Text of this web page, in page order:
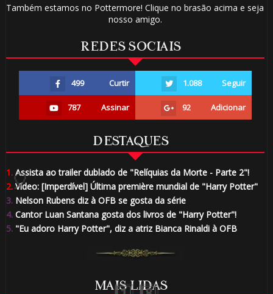
Também estamos no Pottermore! Clique no brasão acima e seja
nosso amigo.
REDES SOCIAIS
499 Curtir 1.088 Seguir
787 Assinar 92 Adicionar
DESTAQUES
1.Assista ao trailer dublado de "Relíquias da Morte - Parte 2"!
2.Vídeo: [Imperdível] Última première mundial de "Harry Potter"
3.Nelson Rubens diz à OFB se gosta da série
4.Cantor Luan Santana gosta dos livros de "Harry Potter"!
5."Eu adoro Harry Potter", diz a atriz Bianca Rinaldi à OFB
MAIS LIDAS
🎈
1️⃣ 8️⃣